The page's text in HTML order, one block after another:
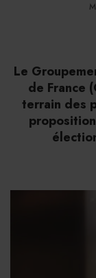
Le
de France
terrain des